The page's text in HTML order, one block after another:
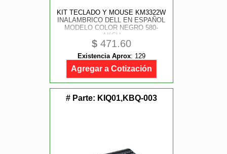
KIT TECLADO Y MOUSE KM3322W
INALAMBRICO DELL EN ESPAÑOL
MODELO COLOR NEGRO 580-
AKCU
$ 471.60
Existencia Aprox: 129
Agregar a Cotización
# Parte: KIQ01,KBQ-003